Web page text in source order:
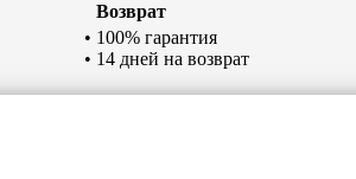
Возврат
• 100% гарантия
• 14 дней на возврат